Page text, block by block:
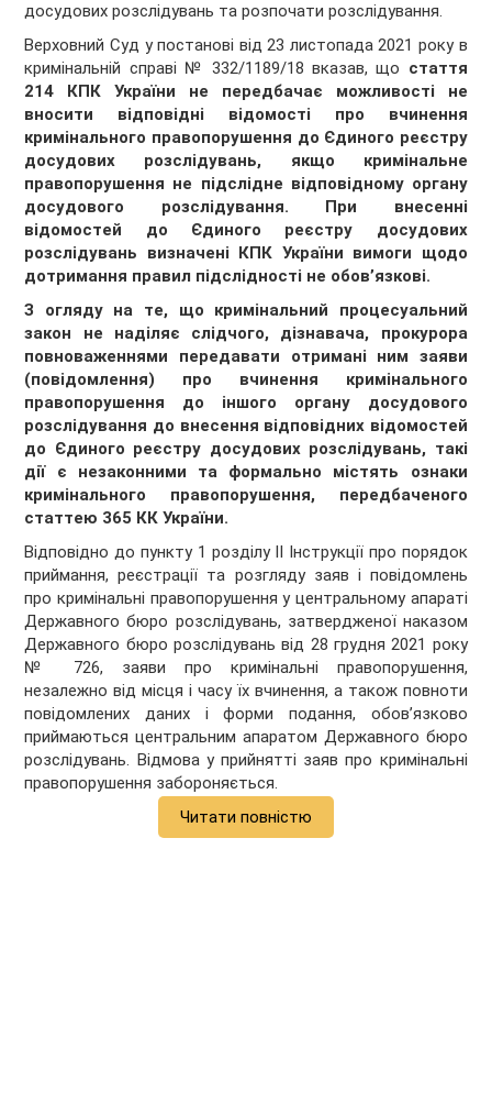
досудових розслідувань та розпочати розслідування.
Верховний Суд у постанові від 23 листопада 2021 року в
кримінальній справі № 332/1189/18 вказав, що стаття
214 КПК України не передбачає можливості не
вносити відповідні відомості про вчинення
кримінального правопорушення до Єдиного реєстру
досудових розслідувань, якщо кримінальне
правопорушення не підслідне відповідному органу
досудового розслідування. При внесенні
відомостей до Єдиного реєстру досудових
розслідувань визначені КПК України вимоги щодо
дотримання правил підслідності не обов’язкові.
З огляду на те, що кримінальний процесуальний
закон не наділяє слідчого, дізнавача, прокурора
повноваженнями передавати отримані ним заяви
(повідомлення) про вчинення кримінального
правопорушення до іншого органу досудового
розслідування до внесення відповідних відомостей
до Єдиного реєстру досудових розслідувань, такі
дії є незаконними та формально містять ознаки
кримінального правопорушення, передбаченого
статтею 365 КК України.
Відповідно до пункту 1 розділу ІІ Інструкції про порядок
приймання, реєстрації та розгляду заяв і повідомлень
про кримінальні правопорушення у центральному апараті
Державного бюро розслідувань, затвердженої наказом
Державного бюро розслідувань від 28 грудня 2021 року
№ 726, заяви про кримінальні правопорушення,
незалежно від місця і часу їх вчинення, а також повноти
повідомлених даних і форми подання, обов’язково
приймаються центральним апаратом Державного бюро
розслідувань. Відмова у прийнятті заяв про кримінальні
правопорушення забороняється.
Читати повністю